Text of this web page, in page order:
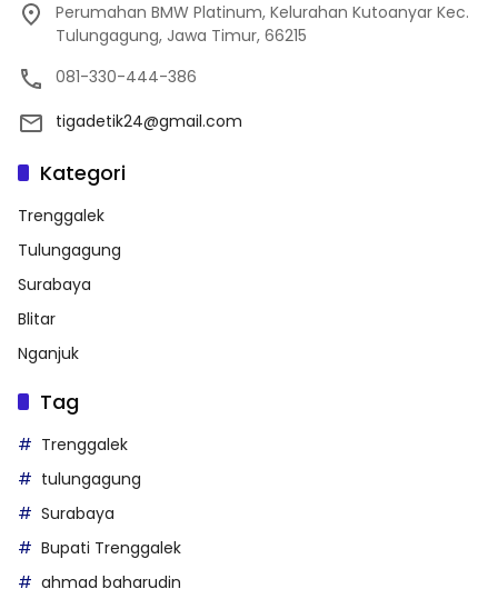
Perumahan BMW Platinum, Kelurahan Kutoanyar Kec.
Tulungagung, Jawa Timur, 66215
081-330-444-386
tigadetik24@gmail.com
Kategori
Trenggalek
Tulungagung
Surabaya
Blitar
Nganjuk
Tag
Trenggalek
tulungagung
Surabaya
Bupati Trenggalek
ahmad baharudin